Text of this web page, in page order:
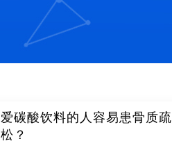
爱碳酸饮料的人容易患骨质疏
松？